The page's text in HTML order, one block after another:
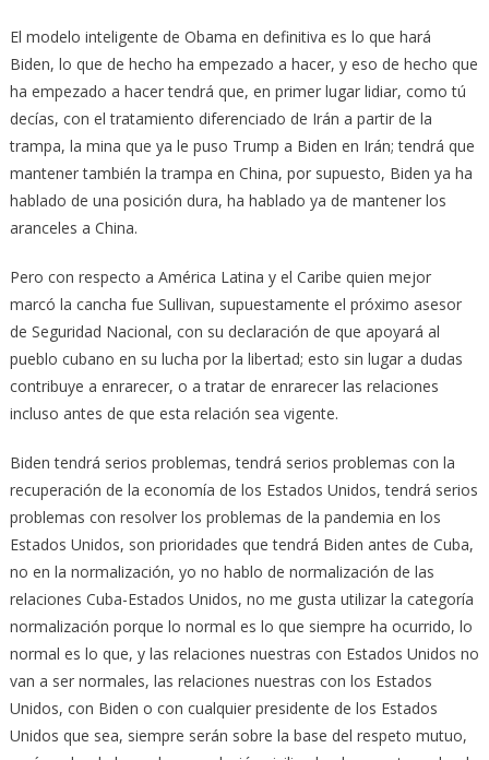
El modelo inteligente de Obama en definitiva es lo que hará
Biden, lo que de hecho ha empezado a hacer, y eso de hecho que
ha empezado a hacer tendrá que, en primer lugar lidiar, como tú
decías, con el tratamiento diferenciado de Irán a partir de la
trampa, la mina que ya le puso Trump a Biden en Irán; tendrá que
mantener también la trampa en China, por supuesto, Biden ya ha
hablado de una posición dura, ha hablado ya de mantener los
aranceles a China.
Pero con respecto a América Latina y el Caribe quien mejor
marcó la cancha fue Sullivan, supuestamente el próximo asesor
de Seguridad Nacional, con su declaración de que apoyará al
pueblo cubano en su lucha por la libertad; esto sin lugar a dudas
contribuye a enrarecer, o a tratar de enrarecer las relaciones
incluso antes de que esta relación sea vigente.
Biden tendrá serios problemas, tendrá serios problemas con la
recuperación de la economía de los Estados Unidos, tendrá serios
problemas con resolver los problemas de la pandemia en los
Estados Unidos, son prioridades que tendrá Biden antes de Cuba,
no en la normalización, yo no hablo de normalización de las
relaciones Cuba-Estados Unidos, no me gusta utilizar la categoría
normalización porque lo normal es lo que siempre ha ocurrido, lo
normal es lo que, y las relaciones nuestras con Estados Unidos no
van a ser normales, las relaciones nuestras con los Estados
Unidos, con Biden o con cualquier presidente de los Estados
Unidos que sea, siempre serán sobre la base del respeto mutuo,